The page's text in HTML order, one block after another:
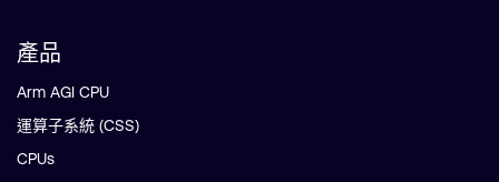
產品
Arm AGI CPU
運算子系統 (CSS)
CPUs